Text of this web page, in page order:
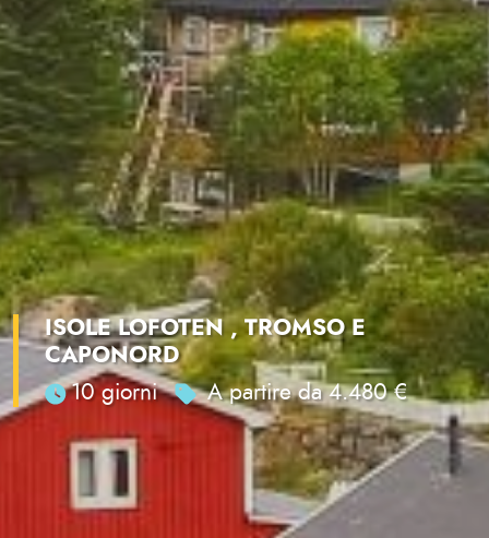
ISOLE LOFOTEN , TROMSO E
CAPONORD
10 giorni
A partire da 4.480 €